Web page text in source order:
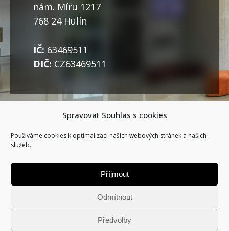
Spravovat Souhlas s cookies
Používáme cookies k optimalizaci našich webových stránek a našich
služeb.
Příjmout
Odmítnout
Předvolby
nám. Míru 1217
768 24 Hulín
IČ: 63469511
DIČ: CZ63469511
Napište nám
(c) 2021 NWT a.s.